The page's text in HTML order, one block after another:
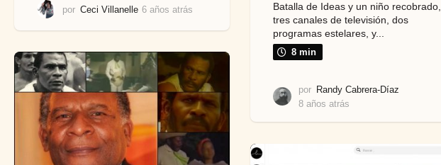
por Ceci Villanelle 6 años atrás
o
s
a
t
r
á
s
Batalla de Ideas y un niño recobrado,
tres canales de televisión, dos
programas estelares, y...
8 min
por Randy Cabrera-Díaz
8 años atrás